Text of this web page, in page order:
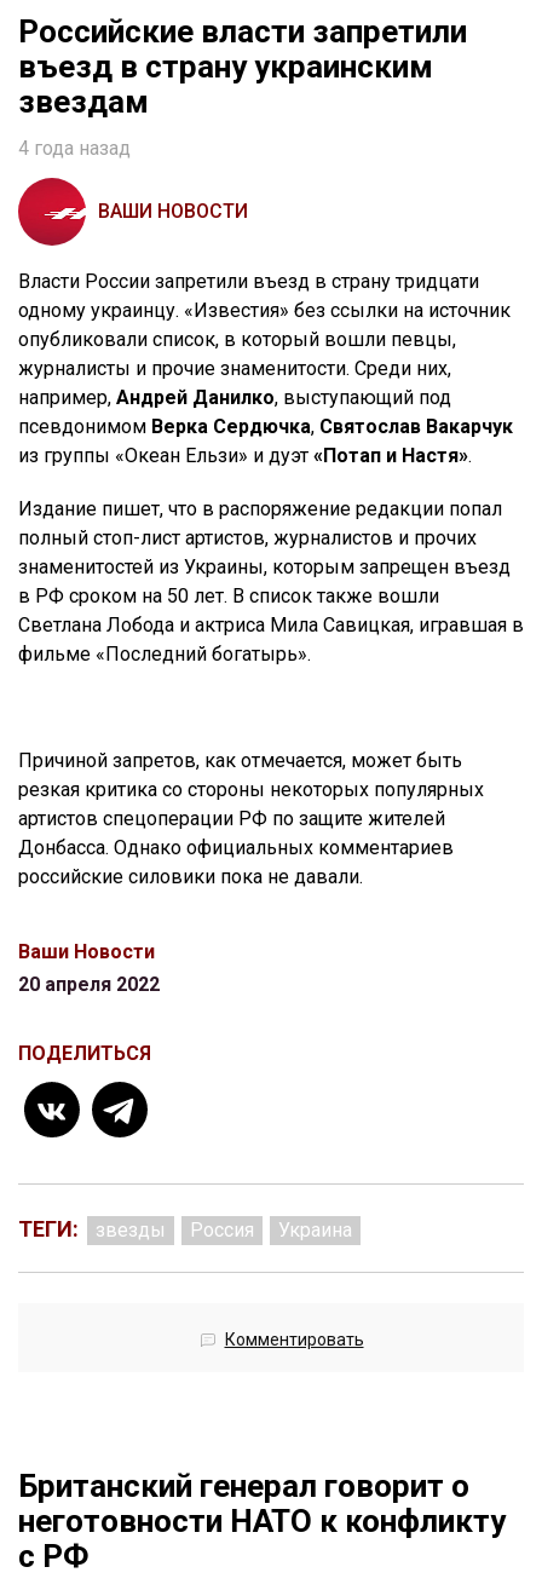
Российские власти запретили
въезд в страну украинским
звездам
4 года назад
ВАШИ НОВОСТИ
Власти России запретили въезд в страну тридцати
одному украинцу. «Известия» без ссылки на источник
опубликовали список, в который вошли певцы,
журналисты и прочие знаменитости. Среди них,
например, Андрей Данилко, выступающий под
псевдонимом Верка Сердючка, Святослав Вакарчук
из группы «Океан Ельзи» и дуэт «Потап и Настя».
Издание пишет, что в распоряжение редакции попал
полный стоп-лист артистов, журналистов и прочих
знаменитостей из Украины, которым запрещен въезд
в РФ сроком на 50 лет. В список также вошли
Светлана Лобода и актриса Мила Савицкая, игравшая в
фильме «Последний богатырь».
Причиной запретов, как отмечается, может быть
резкая критика со стороны некоторых популярных
артистов спецоперации РФ по защите жителей
Донбасса. Однако официальных комментариев
российские силовики пока не давали.
Ваши Новости
20 апреля 2022
ПОДЕЛИТЬСЯ
ТЕГИ: звезды Россия Украина
Комментировать
Британский генерал говорит о
неготовности НАТО к конфликту
с РФ